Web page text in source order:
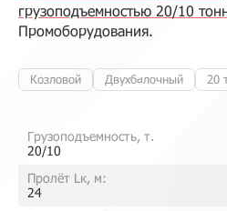
грузоподъемностью 20/10
Промоборудования.
Козловой Двухбалочный 20
Грузоподъемность, т.
20/10
Пролёт Lк, м:
24